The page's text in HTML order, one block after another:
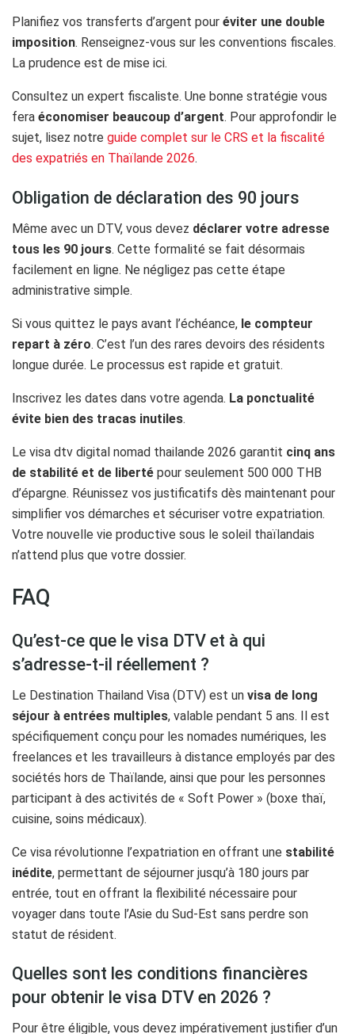
Planifiez vos transferts d’argent pour éviter une double
imposition. Renseignez-vous sur les conventions fiscales.
La prudence est de mise ici.
Consultez un expert fiscaliste. Une bonne stratégie vous
fera économiser beaucoup d’argent. Pour approfondir le
sujet, lisez notre guide complet sur le CRS et la fiscalité
des expatriés en Thaïlande 2026.
Obligation de déclaration des 90 jours
Même avec un DTV, vous devez déclarer votre adresse
tous les 90 jours. Cette formalité se fait désormais
facilement en ligne. Ne négligez pas cette étape
administrative simple.
Si vous quittez le pays avant l’échéance, le compteur
repart à zéro. C’est l’un des rares devoirs des résidents
longue durée. Le processus est rapide et gratuit.
Inscrivez les dates dans votre agenda. La ponctualité
évite bien des tracas inutiles.
Le visa dtv digital nomad thailande 2026 garantit cinq ans
de stabilité et de liberté pour seulement 500 000 THB
d’épargne. Réunissez vos justificatifs dès maintenant pour
simplifier vos démarches et sécuriser votre expatriation.
Votre nouvelle vie productive sous le soleil thaïlandais
n’attend plus que votre dossier.
FAQ
Qu’est-ce que le visa DTV et à qui
s’adresse-t-il réellement ?
Le Destination Thailand Visa (DTV) est un visa de long
séjour à entrées multiples, valable pendant 5 ans. Il est
spécifiquement conçu pour les nomades numériques, les
freelances et les travailleurs à distance employés par des
sociétés hors de Thaïlande, ainsi que pour les personnes
participant à des activités de « Soft Power » (boxe thaï,
cuisine, soins médicaux).
Ce visa révolutionne l’expatriation en offrant une stabilité
inédite, permettant de séjourner jusqu’à 180 jours par
entrée, tout en offrant la flexibilité nécessaire pour
voyager dans toute l’Asie du Sud-Est sans perdre son
statut de résident.
Quelles sont les conditions financières
pour obtenir le visa DTV en 2026 ?
Pour être éligible, vous devez impérativement justifier d’un